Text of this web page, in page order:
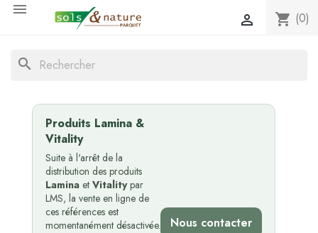

shopping_cart (0)

search
Produits Lamina &
Vitality
Suite à l'arrêt de la
distribution des produits
Lamina et Vitalitypar
LMS, la vente en ligne de
ces références est
momentanément désactivée.
Nous contacter